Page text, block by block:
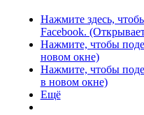
Нажмите здесь,
Facebook.
Нажмите, чтобы
новом окне)
Нажмите, чтобы
в новом окне)
Ещё